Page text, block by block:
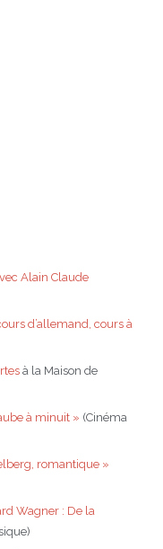
Alain Claude
d’allemand, cours à
à la Maison de
à minuit » (Cinéma
romantique »
Wagner : De la